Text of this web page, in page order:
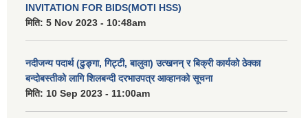
INVITATION FOR BIDS(MOTI HSS)
मिति: 5 Nov 2023 - 10:48am
नदीजन्य पदार्थ (ढुङ्गा, गिट्टी, बालुवा) उत्खनन् र बिक्री कार्यको ठेक्का
बन्दोबस्तीको लागि शिलबन्दी दरभाउपत्र आव्हानको सूचना
मिति: 10 Sep 2023 - 11:00am